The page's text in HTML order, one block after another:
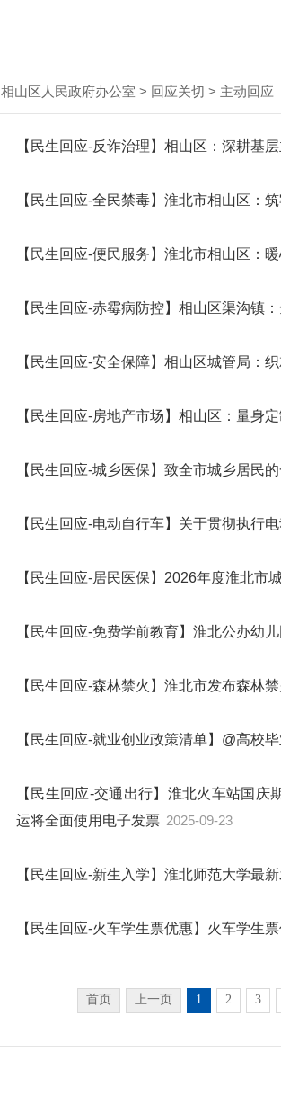
相山区人民政府办公室 > 回应关切 > 主动回应
【民生回应-反诈治理】相山区：深耕基
【民生回应-全民禁毒】淮北市相山区：
【民生回应-便民服务】淮北市相山区：
【民生回应-赤霉病防控】相山区渠沟镇
【民生回应-安全保障】相山区城管局：
【民生回应-房地产市场】相山区：量身
【民生回应-城乡医保】致全市城乡居民
【民生回应-电动自行车】关于贯彻执行
【民生回应-居民医保】2026年度淮北市
【民生回应-免费学前教育】淮北公办幼
【民生回应-森林禁火】淮北市发布森林
【民生回应-就业创业政策清单】@高校
【民生回应-交通出行】淮北火车站国
运将全面使用电子发票 2025-09-23
【民生回应-新生入学】淮北师范大学最新
【民生回应-火车学生票优惠】火车学生
首页 上一页 1 2 3